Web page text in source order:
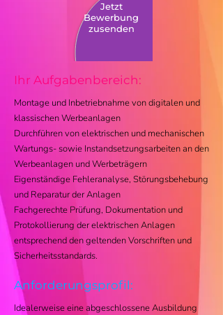
Jetzt
Bewerbung
zusenden
Ihr Aufgabenbereich:
Montage und Inbetriebnahme von digitalen und
klassischen Werbeanlagen
Durchführen von elektrischen und mechanischen
Wartungs- sowie Instandsetzungsarbeiten an den
Werbeanlagen und Werbeträgern
Eigenständige Fehleranalyse, Störungsbehebung
und Reparatur der Anlagen
Fachgerechte Prüfung, Dokumentation und
Protokollierung der elektrischen Anlagen
entsprechend den geltenden Vorschriften und
Sicherheitsstandards.
Anforderungsprofil:
Idealerweise eine abgeschlossene Ausbildung